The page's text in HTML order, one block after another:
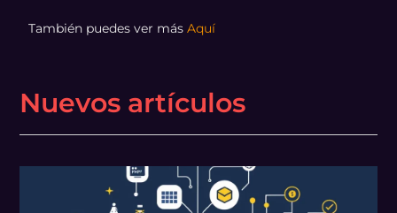
También puedes ver másAquí
Nuevos artículos